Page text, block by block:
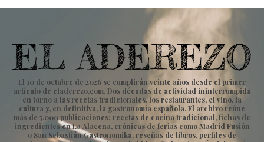
El 10 de octubre de 2026 se cumplirán veinte años desde el primer
artículo de eladerezo.com. Dos décadas de actividad ininterrumpida
en torno a las recetas tradicionales, los restaurantes, el vino, la
cultura y, en definitiva, la gastronomía española. El archivo reúne
más de 5.000 publicaciones: recetas de cocina tradicional, fichas de
ingredientes en La Alacena, crónicas de ferias como Madrid Fusión
o San Sebastián Gastronomika, reseñas de libros, perfiles de